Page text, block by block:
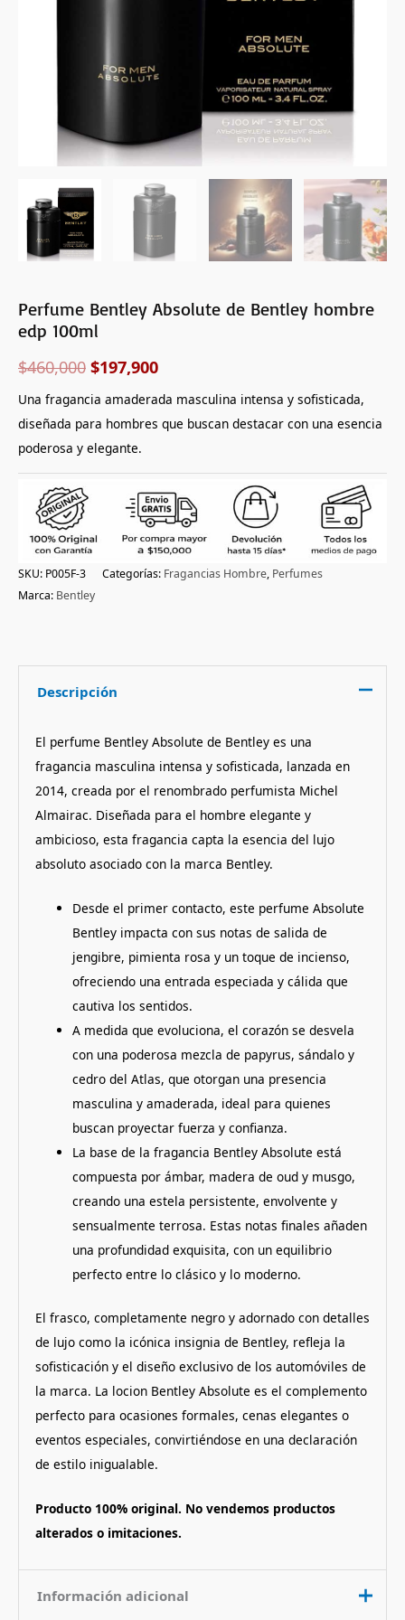
Perfume Bentley Absolute de Bentley hombre
edp 100ml
$460,000 $197,900
Una fragancia amaderada masculina intensa y sofisticada,
diseñada para hombres que buscan destacar con una esencia
poderosa y elegante.
SKU: P005F-3 Categorías: Fragancias Hombre, Perfumes
Marca: Bentley
Descripción
El perfume Bentley Absolute de Bentley es una
fragancia masculina intensa y sofisticada, lanzada en
2014, creada por el renombrado perfumista Michel
Almairac. Diseñada para el hombre elegante y
ambicioso, esta fragancia capta la esencia del lujo
absoluto asociado con la marca Bentley.
Desde el primer contacto, este perfume Absolute
Bentley impacta con sus notas de salida de
jengibre, pimienta rosa y un toque de incienso,
ofreciendo una entrada especiada y cálida que
cautiva los sentidos.
A medida que evoluciona, el corazón se desvela
con una poderosa mezcla de papyrus, sándalo y
cedro del Atlas, que otorgan una presencia
masculina y amaderada, ideal para quienes
buscan proyectar fuerza y confianza.
La base de la fragancia Bentley Absolute está
compuesta por ámbar, madera de oud y musgo,
creando una estela persistente, envolvente y
sensualmente terrosa. Estas notas finales añaden
una profundidad exquisita, con un equilibrio
perfecto entre lo clásico y lo moderno.
El frasco, completamente negro y adornado con detalles
de lujo como la icónica insignia de Bentley, refleja la
sofisticación y el diseño exclusivo de los automóviles de
la marca. La locion Bentley Absolute es el complemento
perfecto para ocasiones formales, cenas elegantes o
eventos especiales, convirtiéndose en una declaración
de estilo inigualable.
Producto 100% original. No vendemos productos
alterados o imitaciones.
Información adicional